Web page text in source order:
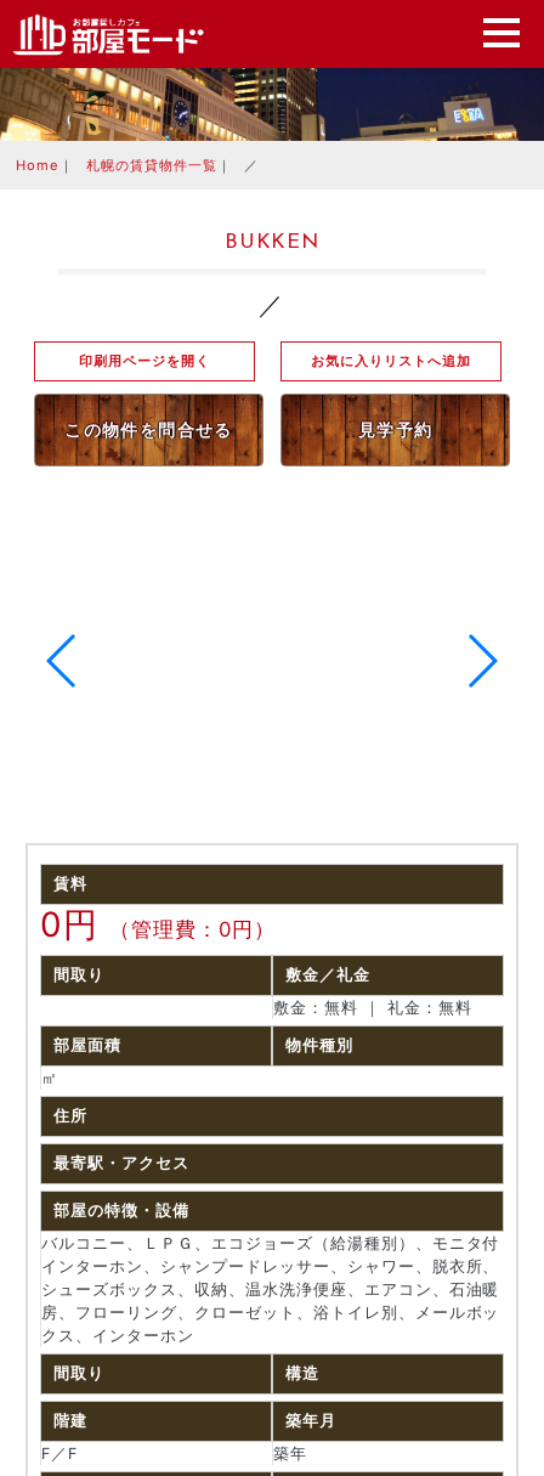
Home ｜ 札幌の賃貸物件一覧 ｜ ／
BUKKEN
／
印刷用ページを開く お気に入りリストへ追加
この物件を問合せる 見学予約
賃料
0円 （管理費：0円）
間取り
敷金／礼金
敷金：無料 ｜ 礼金：無料
部屋面積
㎡
物件種別
住所
最寄駅・アクセス
部屋の特徴・設備
バルコニー、ＬＰＧ、エコジョーズ（給湯種別）、モニタ付
インターホン、シャンプードレッサー、シャワー、脱衣所、
シューズボックス、収納、温水洗浄便座、エアコン、石油暖
房、フローリング、クローゼット、浴トイレ別、メールボッ
クス、インターホン
間取り 構造
階建
F／F
築年月
築年